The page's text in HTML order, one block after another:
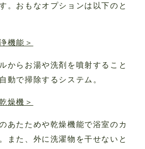
。おもなオプションは以下のと
機能＞
からお湯や洗剤を噴射すること
動で掃除するシステム。
燥機＞
あたためや乾燥機能で浴室のカ
また、外に洗濯物を干せないと